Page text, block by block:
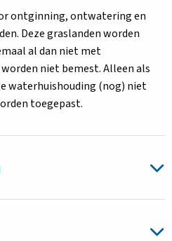
ontginning, ontwatering en
Deze graslanden worden
al dan niet met
niet bemest. Alleen als
waterhuishouding (nog) niet
toegepast.